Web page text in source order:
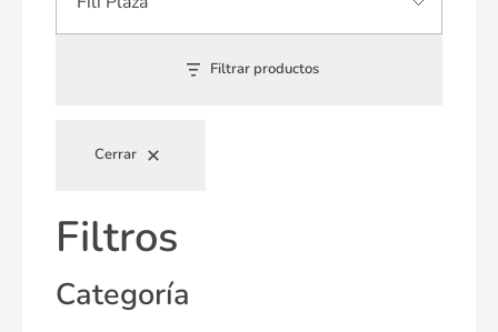
Filtrar productos
Cerrar
Filtros
Categoría